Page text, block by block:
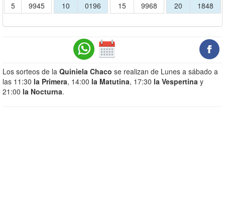
5
9945
10
0196
15
9968
20
1848
Los sorteos de la Quiniela Chaco se realizan de Lunes a sábado a
las 11:30 la Primera, 14:00 la Matutina, 17:30 la Vespertina y
21:00 la Nocturna.